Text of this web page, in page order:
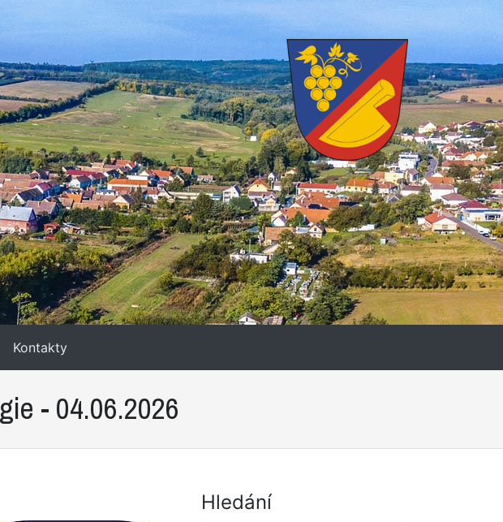
Kontakty
- 04.06.2026
Hledání